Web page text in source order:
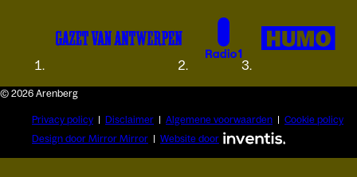
© 2026 Arenberg
Privacy policy Disclaimer Algemene voorwaarden
Cookie policy
Design door Mirror Mirror
Website door